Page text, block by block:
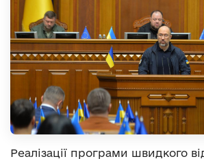
Реалізації програми швидкого